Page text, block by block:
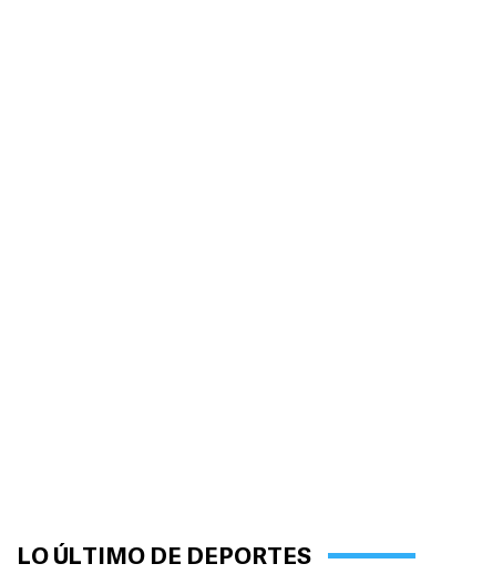
LO ÚLTIMO DE DEPORTES